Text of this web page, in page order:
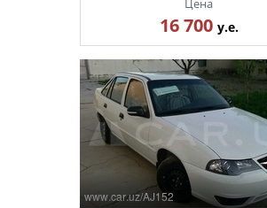
Цена
16 700 у.е.